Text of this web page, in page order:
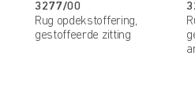
3277/00
Rug opdekstoffering,
gestoffeerde zitting